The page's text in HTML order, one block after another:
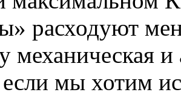
расходуют
механическая и
мы хотим